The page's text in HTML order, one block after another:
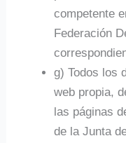
competente
Federación
g) Todos los
web propia,
las páginas
de la Junta